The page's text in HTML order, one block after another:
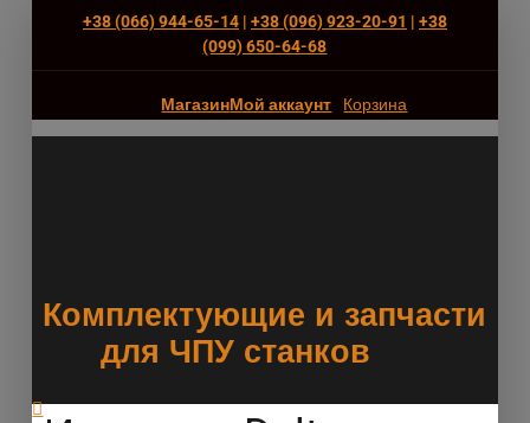
+38 (066) 944-65-14| +38 (096) 923-20-91 | +38
(‎099) 650-64-68
МагазинМой аккаунт Корзина
Комплектующие и запчасти
для ЧПУ станков